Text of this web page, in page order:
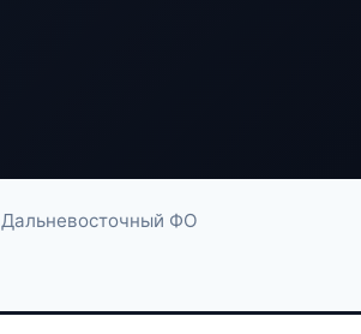
Дальневосточный ФО